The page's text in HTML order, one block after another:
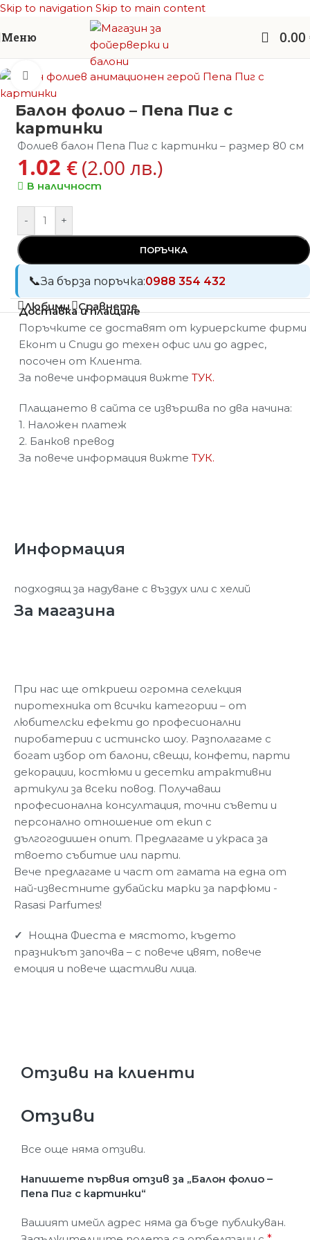
Skip to navigation Skip to main content
Меню 0.00
Балони фолио/Анимационни герои
Увеличи
Балон фолио – Пепа Пиг с
картинки
Фолиев балон Пепа Пиг с картинки – размер 80 см
1.02 €(2.00 лв.)
В наличност
- +
ПОРЪЧКА
За бърза поръчка:0988 354 432
Любими
Сравнете
Доставка и плащане
Поръчките се доставят от куриерските фирми
Еконт и Спиди до техен офис или до адрес,
посочен от Клиента.
За повече информация вижте ТУК.
Плащането в сайта се извършва по два начина:
1. Наложен платеж
2. Банков превод
За повече информация вижте ТУК.
Информация
подходящ за надуване с въздух или с хелий
За магазина
При нас ще откриеш огромна селекция
пиротехника от всички категории – от
любителски ефекти до професионални
пиробатерии с истинско шоу. Разполагаме с
богат избор от балони, свещи, конфети, парти
декорации, костюми и десетки атрактивни
артикули за всеки повод. Получаваш
професионална консултация, точни съвети и
персонално отношение от екип с
дългогодишен опит. Предлагаме и украса за
твоето събитие или парти.
Вече предлагаме и част от гамата на една от
най-известните дубайски марки за парфюми -
Rasasi Parfumes!
✓
Нощна Фиеста е мястото, където
празникът започва – с повече цвят, повече
емоция и повече щастливи лица.
Отзиви на клиенти
Отзиви
Все още няма отзиви.
Напишете първия отзив за „Балон фолио –
Пепа Пиг с картинки“
Вашият имейл адрес няма да бъде публикуван.